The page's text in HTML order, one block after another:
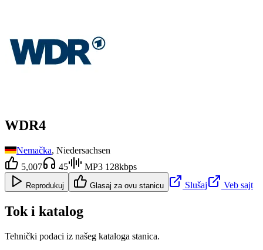
WDR4
Nemačka, Niedersachsen
5,007
45 MP3 128kbps
Reprodukuj Glasaj za ovu stanicu Slušaj Veb sajt
Tok i katalog
Tehnički podaci iz našeg kataloga stanica.